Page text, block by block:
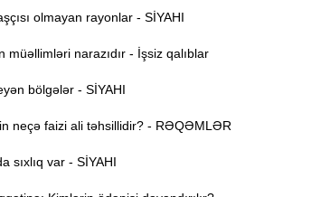
olmayan rayonlar - SİYAHI
narazıdır - İşsiz qalıblar
bölgələr - SİYAHI
neçə faizi ali təhsillidir? - RƏQƏMLƏR
sıxlıq var - SİYAHI